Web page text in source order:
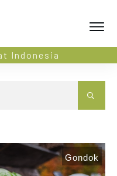
Indonesia
Gondok